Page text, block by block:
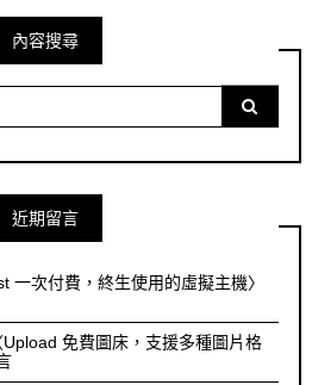
內容搜尋
近期留言
一次付費，終生使用的虛擬主機〉
Upload 免費圖床，支援多種圖片格